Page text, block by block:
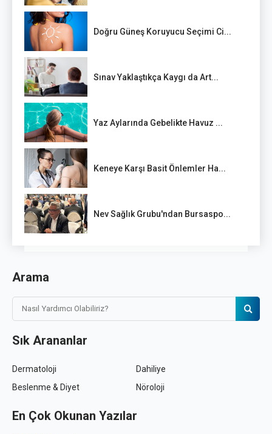
Doğru Güneş Koruyucu Seçimi Ci...
Sınav Yaklaştıkça Kaygı da Art...
Yaz Aylarında Gebelikte Havuz ...
Keneye Karşı Basit Önlemler Ha...
Nev Sağlık Grubu'ndan Bursaspo...
Arama
Sık Arananlar
Dermatoloji
Dahiliye
Beslenme & Diyet
Nöroloji
En Çok Okunan Yazılar